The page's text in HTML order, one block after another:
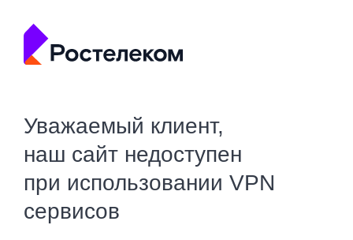
Уважаемый клиент,
наш сайт недоступен
при использовании VPN
сервисов